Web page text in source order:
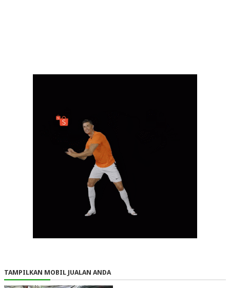
TAMPILKAN MOBIL JUALAN ANDA